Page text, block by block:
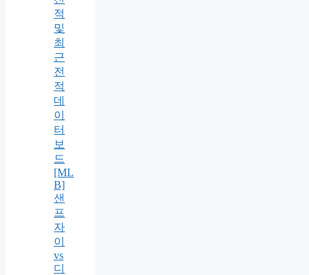
적
및
최
근
전
적
데
이
터
보
드
[ML
B]
샌
프
자
이
vs
디